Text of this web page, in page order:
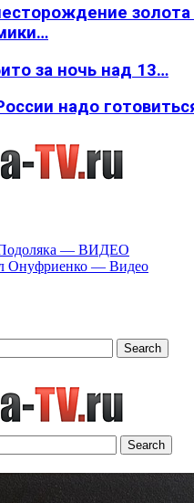
за ночь над 13…
надо
— ВИДЕО
Онуфриенко — Видео
Search
Search